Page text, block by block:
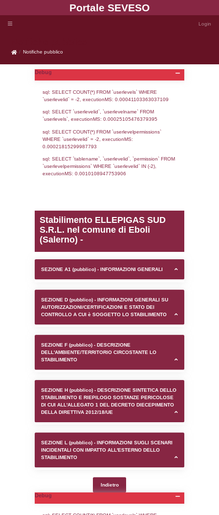
Portale
Notifiche pubblico
Notifiche pubblico
Debug
sql: SELECT COUNT(*) FROM `userlevels`
sql: SELECT `userlevelid`, `userlevelname`
0.00021815299987793
sql: SELECT `tablename`, `userlevelid`,
executionMS: 0.0010108947753906
Stabilimento
S.R.L. nel comune di
(Salerno) -
SEZIONE A1 (pubblico) - INFORMAZIONI
SEZIONE D (pubblico) - INFORMAZIONI
CONTROLLO A CUI è SOGGETTO LO